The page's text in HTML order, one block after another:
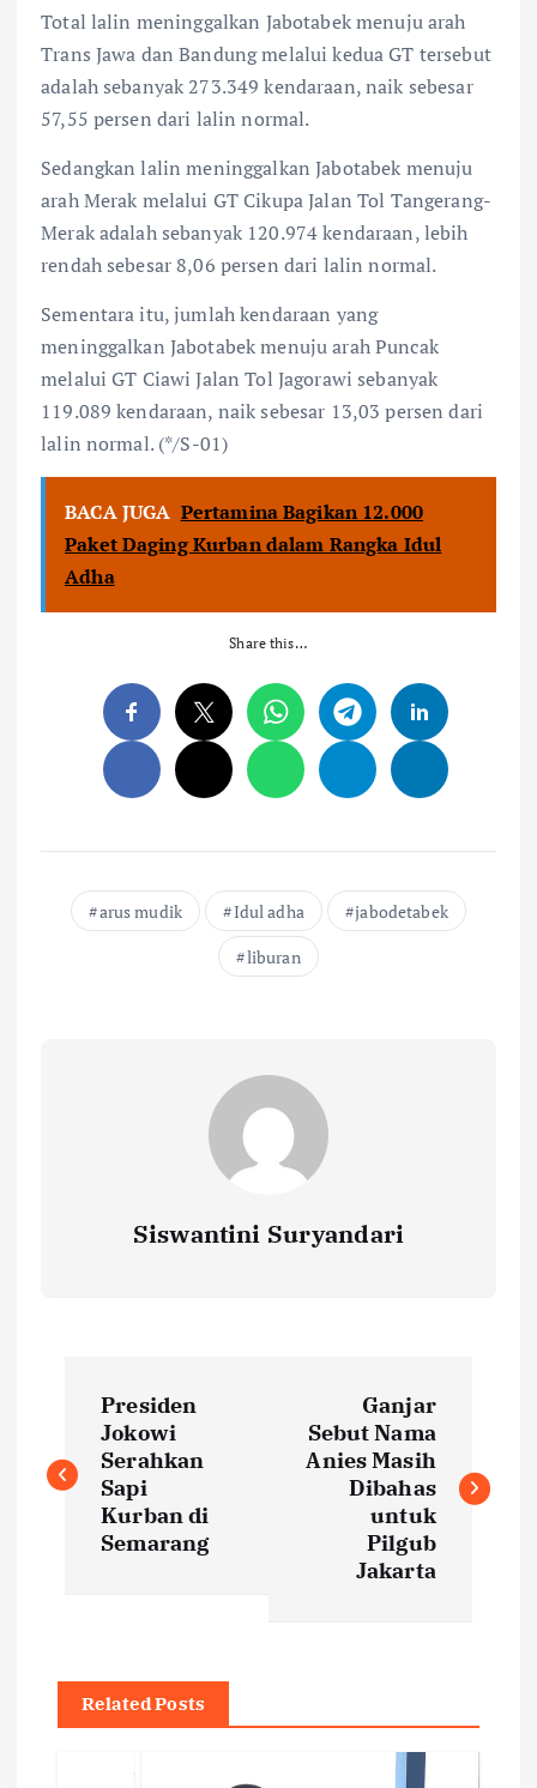
Total lalin meninggalkan Jabotabek menuju arah
Trans Jawa dan Bandung melalui kedua GT tersebut
adalah sebanyak 273.349 kendaraan, naik sebesar
57,55 persen dari lalin normal.
Sedangkan lalin meninggalkan Jabotabek menuju
arah Merak melalui GT Cikupa Jalan Tol Tangerang-
Merak adalah sebanyak 120.974 kendaraan, lebih
rendah sebesar 8,06 persen dari lalin normal.
Sementara itu, jumlah kendaraan yang
meninggalkan Jabotabek menuju arah Puncak
melalui GT Ciawi Jalan Tol Jagorawi sebanyak
119.089 kendaraan, naik sebesar 13,03 persen dari
lalin normal. (*/S-01)
BACA JUGA Pertamina Bagikan 12.000
Paket Daging Kurban dalam Rangka Idul
Adha
Share this…
arus mudik Idul adha
jabodetabek
liburan
Siswantini Suryandari
o
s
a
v
Presiden
Jokowi
Serahkan
Sapi
Kurban di
Semarang
Ganjar
Sebut Nama
Anies Masih
Dibahas
untuk
Pilgub
Jakarta
Related Posts